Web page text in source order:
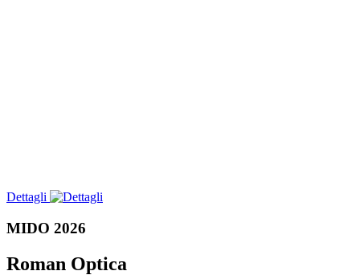
Dettagli
MIDO 2026
Roman Optica